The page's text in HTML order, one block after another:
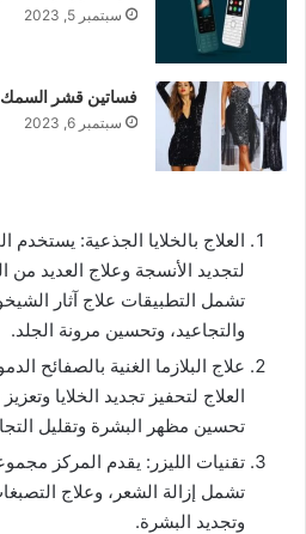
سبتمبر 5, 2023
فساتين قشر السمك اسود؛
سبتمبر 6, 2023
العلاج بالخلايا الجذعية: يستخدم
لتجديد الأنسجة وعلاج العديد من
تشمل التطبيقات علاج آثار
والتجاعيد، وتحسين مرونة الجلد.
علاج البلازما الغنية بالصفائح
العلاج لتحفيز تجديد الخلايا
تحسين مظهر البشرة وتقليل
تقنيات الليزر: يقدم المركز
تشمل إزالة الشعر، وعلاج
وتجديد البشرة.